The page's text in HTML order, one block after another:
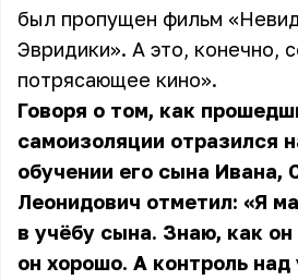
был пропущен фильм
Эвридики». А это, конечно,
потрясающее кино».
Говоря о том, как
самоизоляции отразился
обучении его сына Ивана,
Леонидович отметил: «Я
в учёбу сына. Знаю, как он
он хорошо. А контроль над